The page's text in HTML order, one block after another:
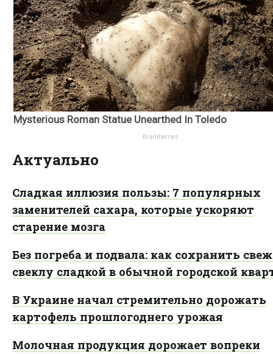
Актуально
Сладкая иллюзия пользы: 7 популярных
заменителей сахара, которые ускоряют
старение мозга
Без погреба и подвала: как сохранить
свеклу сладкой в обычной городской
В Украине начал стремительно дорожать
картофель прошлогоднего урожая
Молочная продукция дорожает вопреки